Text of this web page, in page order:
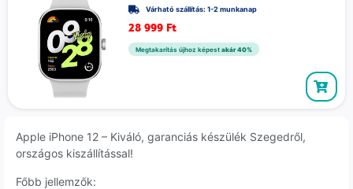
Várható szállítás: 1-2 munkanap
28 999 Ft
Megtakarítás újhoz képest akár 40%
Apple iPhone 12 – Kiváló, garanciás készülék Szegedről,
országos kiszállítással!
Főbb jellemzők: